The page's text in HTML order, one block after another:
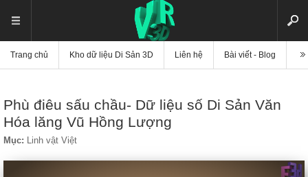
Trang chủ Kho dữ liệu Di Sản 3D Liên hệ Bài viết - Blog
Phù điêu sấu chầu- Dữ liệu số Di Sản Văn
Hóa lăng Vũ Hồng Lượng
Mục: Linh vật Việt